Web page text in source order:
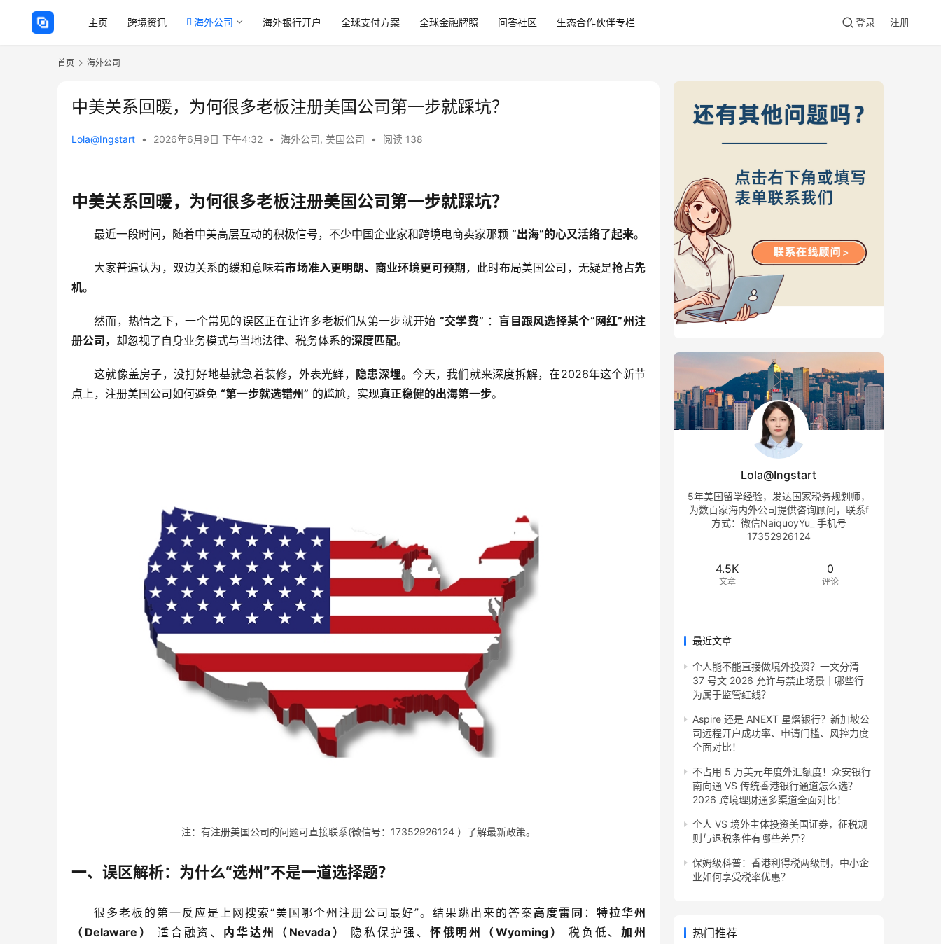
主页 跨境资讯 海外公司 海外银行开户 全球支付方案 全球金融牌照 问答社区 生态合作伙伴专栏 登录 注册
首页 海外公司
中美关系回暖，为何很多老板注册美国公司第一步就踩坑？
Lola@Ingstart • 2026年6月9日 下午4:32 • 海外公司, 美国公司 • 阅读 138
中美关系回暖，为何很多老板注册美国公司第一步就踩坑？
最近一段时间，随着中美高层互动的积极信号，不少中国企业家和跨境电商卖家那颗 “出海”的心又活络了起来。
大家普遍认为，双边关系的缓和意味着市场准入更明朗、商业环境更可预期 ，此时布局美国公司，无疑是抢占先
机。
然而，热情之下，一个常见的误区正在让许多老板们从第一步就开始 “交学费” ： 盲目跟风选择某个“网红”州注
册公司 ，却忽视了自身业务模式与当地法律、税务体系的深度匹配。
这就像盖房子，没打好地基就急着装修，外表光鲜， 隐患深埋。今天，我们就来深度拆解，在2026年这个新节
点上，注册美国公司如何避免 “第一步就选错州” 的尴尬，实现真正稳健的出海第一步。
注：有注册美国公司的问题可直接联系(微信号：17352926124 ）了解最新政策。
一、误区解析：为什么“选州”不是一道选择题？
很多老板的第一反应是上网搜索“美国哪个州注册公司最好”。结果跳出来的答案高度雷同 ： 特拉华州
（Delaware）
适合融资、 内华达州（Nevada） 隐私保护强、 怀俄明州（Wyoming） 税负低、加州
Lola@Ingstart
5年美国留学经验，发达国家税务规划师，
为数百家海内外公司提供咨询顾问，联系f
方式：微信NaiquoyYu_ 手机号
17352926124
4.5K
文章
0
评论
最近文章
个人能不能直接做境外投资？一文分清
37 号文 2026 允许与禁止场景｜哪些行
为属于监管红线？
Aspire 还是 ANEXT 星熠银行？新加坡公
司远程开户成功率、申请门槛、风控力度
全面对比！
不占用 5 万美元年度外汇额度！众安银行
南向通 VS 传统香港银行通道怎么选？
2026 跨境理财通多渠道全面对比！
个人 VS 境外主体投资美国证券，征税规
则与退税条件有哪些差异？
保姆级科普：香港利得税两级制，中小企
业如何享受税率优惠？
热门推荐